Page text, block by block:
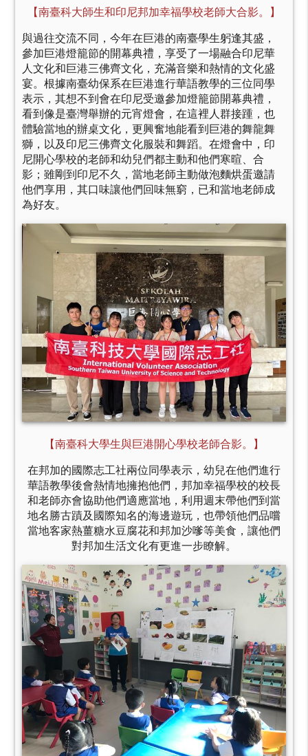
【南臺科大師生和印尼邦加幸福學校老師大合影。】
與過往交流不同，今年在巨港的南臺學生躬逢其盛，
參加巨港燈籠節的開幕典禮，享受了一場融合印尼華
人文化和巨港三佛齊文化，充滿音樂和熱情的文化盛
宴。根據南臺幼保系在巨港進行華語教學的三位同學
表示，其想不到會在印尼受邀參加燈籠節開幕典禮，
看到像是臺灣舉辦的元宵燈會，在這裡人群接踵，也
體驗當地的辦桌文化，更興奮地能看到巨港的舞龍舞
獅，以及印尼三佛齊文化服裝和舞蹈。在燈會中，印
尼開心學校的老師和幼兒們都主動和他們寒暄、合
影；雖剛到印尼不久，當地老師主動做泡麵烘蛋邀請
他們享用，其口味讓他們回味無窮，已和當地老師成
為好友。
【南臺科大學生與巨港開心學校老師合影。】
在邦加的國際志工社兩位同學表示，幼兒在他們進行
華語教學後會熱情地擁抱他們，邦加幸福學校的校長
和老師亦會協助他們適應當地，利用週末帶他們到當
地名勝古蹟及國際知名的海邊遊玩，也帶領他們品嚐
當地客家熱薑糖水豆腐花和邦加沙嗲等美食，讓他們
對邦加生活文化有更進一步瞭解。